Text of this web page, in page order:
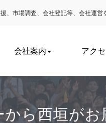
、市場調査、会社登記等、会社運営
会社案内 アク
ら西垣が